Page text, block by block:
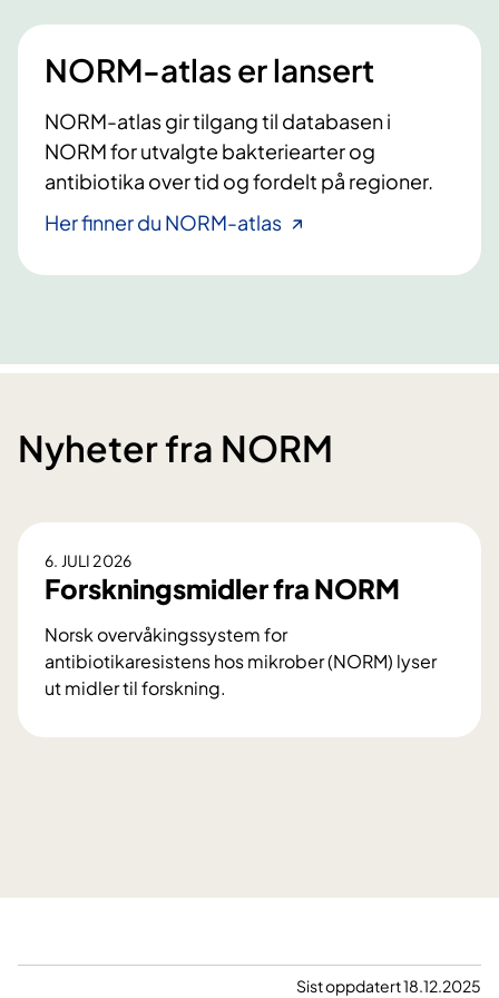
NORM-atlas er lansert
NORM-atlas gir tilgang til databasen i
NORM for utvalgte bakteriearter og
antibiotika over tid og fordelt på regioner.
Her finner du NORM-atlas
Nyheter fra NORM
6. JULI 2026
Forskningsmidler fra NORM
Norsk overvåkingssystem for
antibiotikaresistens hos mikrober (NORM) lyser
ut midler til forskning.
o
n
Sist oppdatert 18.12.2025